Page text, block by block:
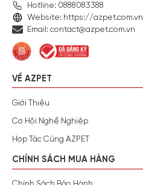
Hotline: 0888083388
Website: https://azpet.com.vn
Email: contact@azpet.com.vn
VỀ AZPET
Giới Thiệu
Cơ Hội Nghề Nghiệp
Hợp Tác Cùng AZPET
CHÍNH SÁCH MUA HÀNG